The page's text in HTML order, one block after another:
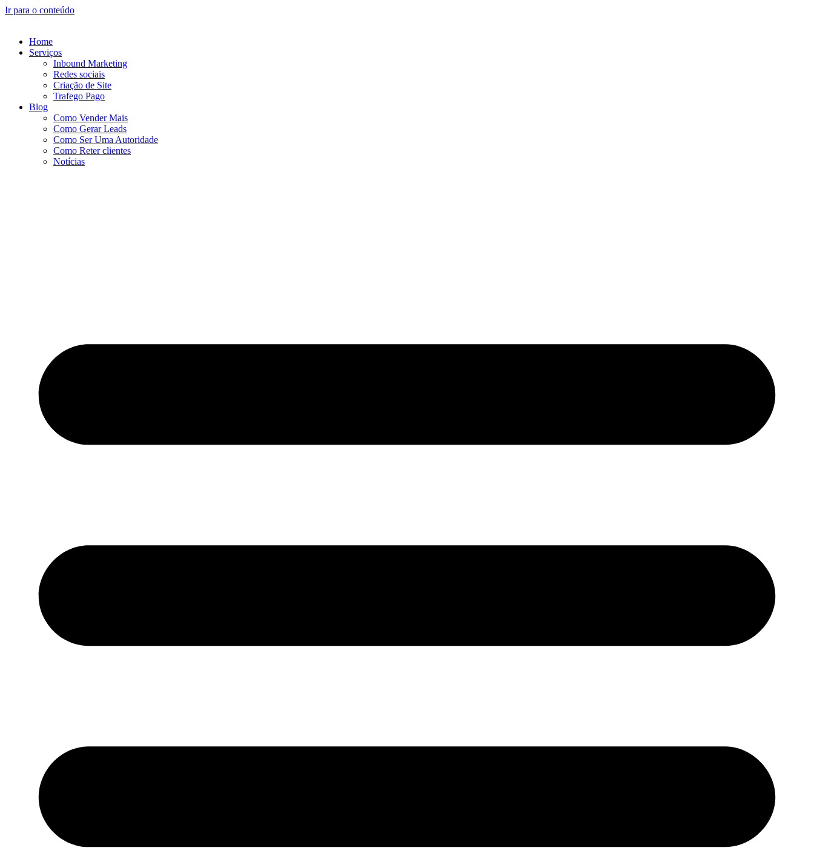
Ir para o conteúdo
Home
Serviços
Inbound Marketing
Redes sociais
Criação de Site
Trafego Pago
Blog
Como Vender Mais
Como Gerar Leads
Como Ser Uma Autoridade
Como Reter clientes
Notícias